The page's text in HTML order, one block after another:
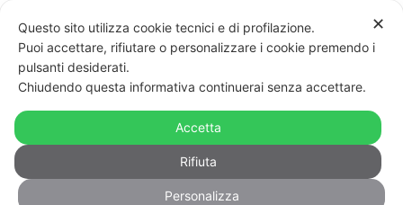
Rugby: Ragusa scende in campo per
dire no all’omofobia
✕
Questo sito utilizza cookie tecnici e di profilazione.
Puoi accettare, rifiutare o personalizzare i cookie premendo i
pulsanti desiderati.
Chiudendo questa informativa continuerai senza accettare.
Accetta
Rifiuta
Personalizza